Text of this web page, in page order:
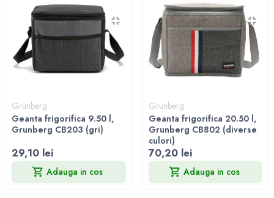
Grunberg
Geanta frigorifica 9.50 l,
Grunberg CB203 (gri)
29,10 lei
Adauga in cos
Grunberg
Geanta frigorifica 20.50 l,
Grunberg CB802 (diverse
culori)
70,20 lei
Adauga in cos